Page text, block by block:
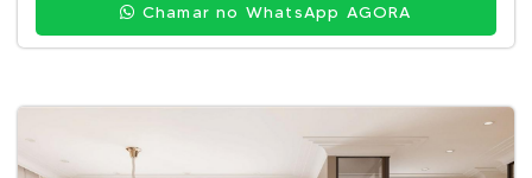
Chamar no WhatsApp AGORA